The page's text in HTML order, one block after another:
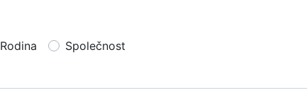
Rodina
Společnost